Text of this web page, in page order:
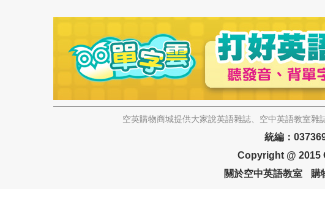
空英購物商城提供大家說英語雜誌、空中英語教室
統編：
Copyright @ 2015
關於空中英語教室
購